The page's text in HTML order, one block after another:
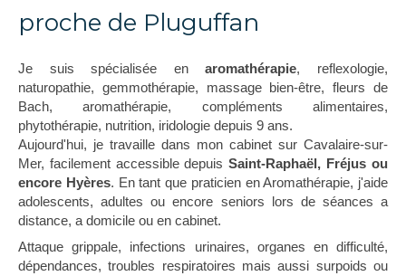
proche de Pluguffan
Je suis spécialisée enaromathérapie, reflexologie,
naturopathie, gemmothérapie, massage bien-être, fleurs de
Bach, aromathérapie, compléments alimentaires,
phytothérapie, nutrition, iridologie depuis 9 ans.
Aujourd'hui, je travaille dans mon cabinet sur Cavalaire-sur-
Mer, facilement accessible depuisSaint-Raphaël, Fréjus ou
encore Hyères. En tant que praticien en Aromathérapie, j'aide
adolescents, adultes ou encore seniors lors de séances a
distance, a domicile ou en cabinet.
Attaque grippale, infections urinaires, organes en difficulté,
dépendances, troubles respiratoires mais aussi surpoids ou